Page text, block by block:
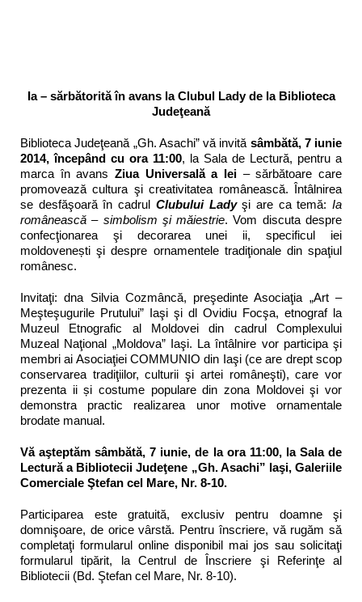
Ia – sărbătorită în avans la Clubul Lady de la Biblioteca
Judeţeană
Biblioteca Judeţeană „Gh. Asachi” vă invită sâmbătă, 7 iunie
2014, începând cu ora 11:00, la Sala de Lectură, pentru a
marca în avans Ziua Universală a Iei – sărbătoare care
promovează cultura şi creativitatea românească. Întâlnirea
se desfăşoară în cadrul Clubului Ladyşi are ca temă:Ia
românească – simbolism şi măiestrie. Vom discuta despre
confecţionarea şi decorarea unei ii, specificul iei
moldovenești şi despre ornamentele tradiţionale din spaţiul
românesc.
Invitaţi: dna Silvia Cozmâncă, preşedinte Asociaţia „Art –
Meşteşugurile Prutului” Iaşi şi dl Ovidiu Focşa, etnograf la
Muzeul Etnografic al Moldovei din cadrul Complexului
Muzeal Naţional „Moldova” Iaşi. La întâlnire vor participa şi
membri ai Asociaţiei COMMUNIO din Iaşi (ce are drept scop
conservarea tradiţiilor, culturii şi artei româneşti), care vor
prezenta ii și costume populare din zona Moldovei şi vor
demonstra practic realizarea unor motive ornamentale
brodate manual.
Vă aşteptăm sâmbătă, 7 iunie, de la ora 11:00, la Sala de
Lectură a Bibliotecii Judeţene „Gh. Asachi” Iaşi, Galeriile
Comerciale Ştefan cel Mare, Nr. 8-10.
Participarea este gratuită, exclusiv pentru doamne şi
domnişoare, de orice vârstă. Pentru înscriere, vă rugăm să
completaţi formularul online disponibil mai jos sau solicitaţi
formularul tipărit, la Centrul de Înscriere şi Referinţe al
Bibliotecii (Bd. Ştefan cel Mare, Nr. 8-10).